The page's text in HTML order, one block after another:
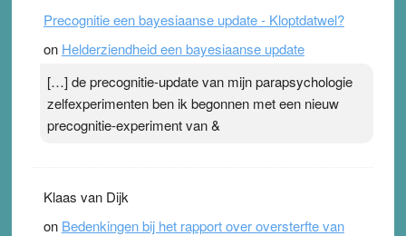
Precognitie een bayesiaanse update - Kloptdatwel?
on Helderziendheid een bayesiaanse update
[…] de precognitie-update van mijn parapsychologie
zelfexperimenten ben ik begonnen met een nieuw
precognitie-experiment van &
Klaas van Dijk
on Bedenkingen bij het rapport over oversterfte van